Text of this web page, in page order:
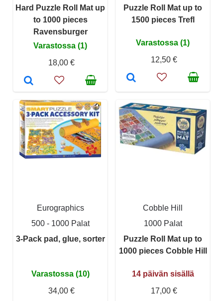
Hard Puzzle Roll Mat up
to 1000 pieces
Ravensburger
Varastossa (1)
18,00 €
Puzzle Roll Mat up to
1500 pieces Trefl
Varastossa (1)
12,50 €
Eurographics
500 - 1000 Palat
3-Pack pad, glue, sorter
Varastossa (10)
34,00 €
Cobble Hill
1000 Palat
Puzzle Roll Mat up to
1000 pieces Cobble Hill
14 päivän sisällä
17,00 €